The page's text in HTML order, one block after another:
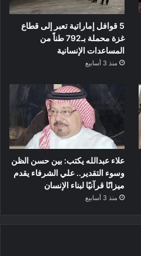
5 قوافل إماراتية تعبر إلى قطاع
غزة محملة بـ792 طناً من
المساعدات الإنسانية
منذ 3 أسابيع
علاء عبدالله يكتب: بين حسن الظن
وسوء التقدير.. علي الشرفاء يقدم
ميزانًا قرآنيًا لبناء الإنسان
منذ 3 أسابيع